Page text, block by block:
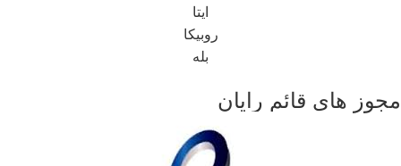
ایتا
روبیکا
بله
مجوز های قائم رایان